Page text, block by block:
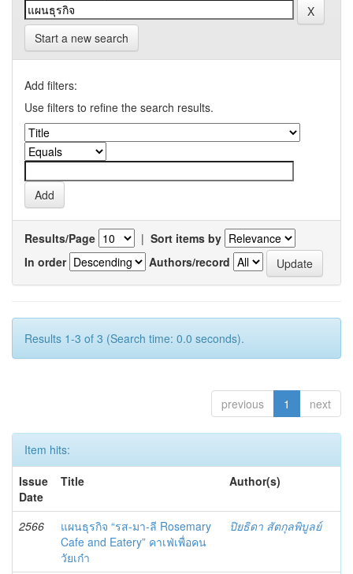
Start a new search
Add filters:
Use filters to refine the search results.
Results/Page | Sort items by
In order
Authors/record
Results 1-3 of 3 (Search time: 0.0 seconds).
previous 1 next
Item hits:
Issue
Date
Title Author(s)
2566
แผนธุรกิจ “รส-มา-ลี Rosemary
Cafe and Eatery” คาเฟ่เพื่อคน
วัยเก๋า
ปิยธิดา สัตกุลพิบูลย์